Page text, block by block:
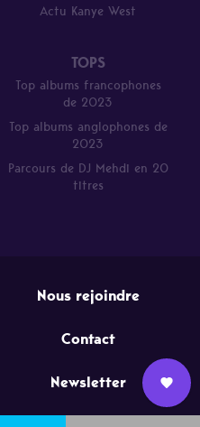
Actu Kanye West
TOPS
Top albums francophones
de 2023
Top albums anglophones de
2023
Parcours de DJ Mehdi en 20
titres
Nous rejoindre
Contact
Newsletter